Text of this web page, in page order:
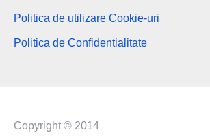
Politica de utilizare Cookie-uri
Politica de Confidentialitate
Copyright © 2014